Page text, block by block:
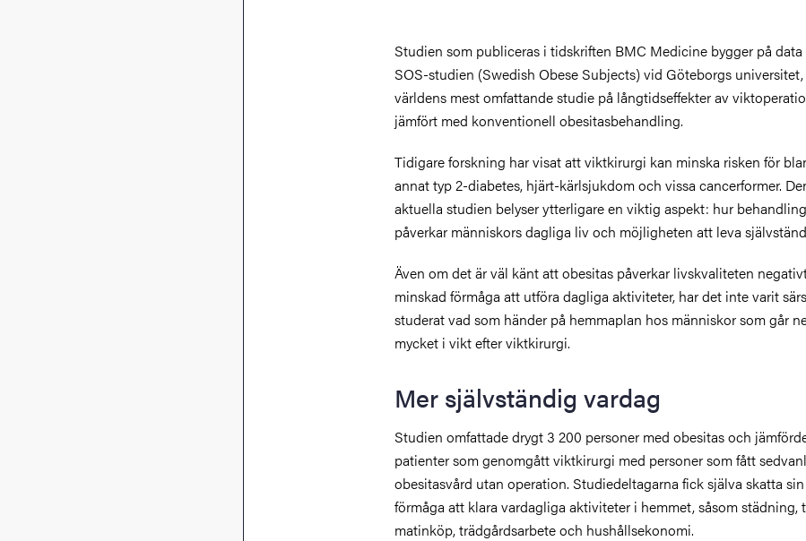
Studien som publiceras i tidskriften BMC Medicine bygger på data
SOS-studien (Swedish Obese Subjects) vid Göteborgs universitet,
världens mest omfattande studie på långtidseffekter av
jämfört med konventionell obesitasbehandling.
Tidigare forskning har visat att viktkirurgi kan minska risken för
annat typ 2-diabetes, hjärt-kärlsjukdom och vissa cancerformer.
aktuella studien belyser ytterligare en viktig aspekt: hur behandling
påverkar människors dagliga liv och möjligheten att leva
Även om det är väl känt att obesitas påverkar livskvaliteten
minskad förmåga att utföra dagliga aktiviteter, har det inte varit
studerat vad som händer på hemmaplan hos människor som går
mycket i vikt efter viktkirurgi.
Mer självständig vardag
Studien omfattade drygt 3 200 personer med obesitas och
patienter som genomgått viktkirurgi med personer som fått
obesitasvård utan operation. Studiedeltagarna fick själva skatta sin
förmåga att klara vardagliga aktiviteter i hemmet, såsom städning,
matinköp, trädgårdsarbete och hushållsekonomi.